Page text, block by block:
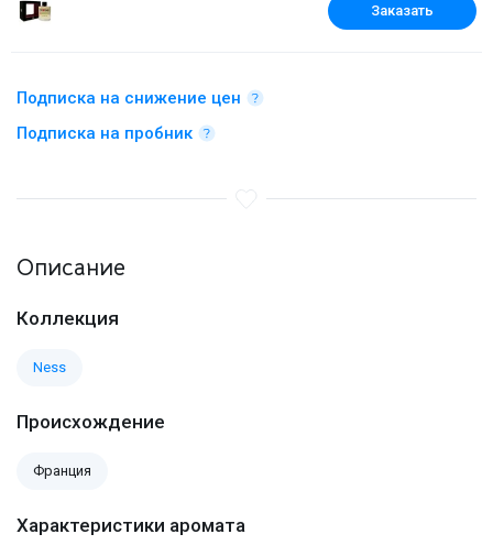
Заказать
Подписка на снижение цен
Подписка на пробник
Описание
Коллекция
Ness
Происхождение
Франция
Характеристики аромата